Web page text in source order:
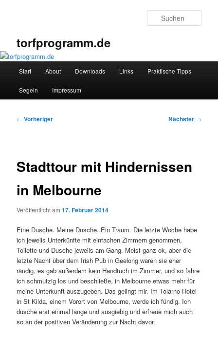
torfprogramm.de
Start About Downloads Links Praktische Tipps
Segeln Impressum
Beitragsnavigation
← Vorheriger Nächster →
Stadttour mit Hindernissen
in Melbourne
Veröffentlicht am17. Februar 2014
Eine Dusche. Meine Dusche. Ein Traum. Die letzte Woche habe
ich jeweils Unterkünfte mit einfachen Zimmern genommen,
Toilette und Dusche jeweils am Gang. Meist ganz ok, aber die
letzte Nacht über dem Irish Pub in Geelong waren sie eher
räudig, es gab außerdem kein Handtuch im Zimmer, und so fahre
ich schmutzig los und beschließe, in Melbourne etwas mehr für
meine Unterkunft auszugeben. Das gelingt mir. Im Tolarno Hotel
in St Kilda, einem Vorort von Melbourne, werde ich fündig. Ich
dusche erst einmal lange und ausgiebig und erfreue mich auch
so an der positiven Veränderung zur Nacht davor.